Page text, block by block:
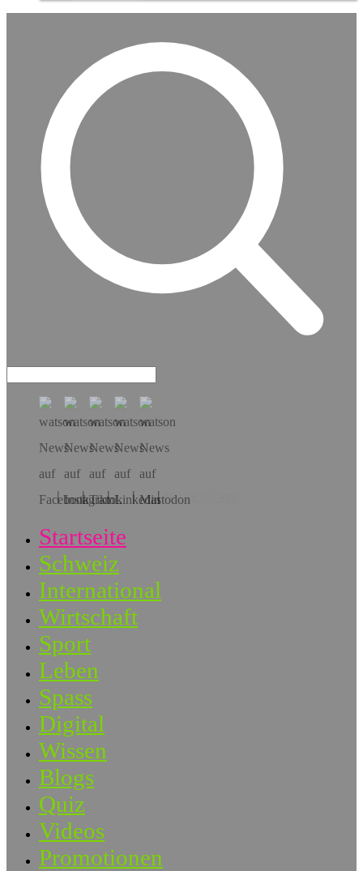
Hol dir die App!
Startseite
Schweiz
International
Wirtschaft
Sport
Leben
Spass
Digital
Wissen
Blogs
Quiz
Videos
Promotionen